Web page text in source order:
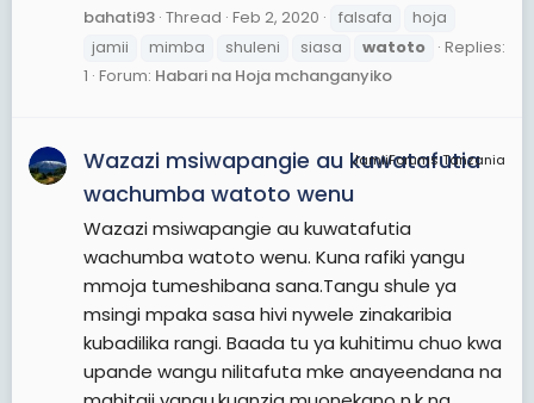
bahati93 Thread Feb 2, 2020 falsafa
hoja
jamii
mimba shuleni siasa watoto
Replies:
1 Forum: Habari na Hoja mchanganyiko
JamiiForums Tanzania
Wazazi msiwapangie au kuwatafutia
wachumba watoto wenu
Wazazi msiwapangie au kuwatafutia
wachumba watoto wenu. Kuna rafiki yangu
mmoja tumeshibana sana.Tangu shule ya
msingi mpaka sasa hivi nywele zinakaribia
kubadilika rangi. Baada tu ya kuhitimu chuo kwa
upande wangu nilitafuta mke anayeendana na